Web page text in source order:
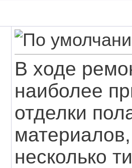
В ходе
наиболее
отделки
несколько